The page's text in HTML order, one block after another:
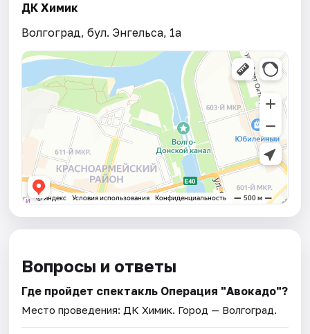
ДК Химик
Волгоград, бул. Энгельса, 1а
Вопросы и ответы
Где пройдет спектакль Операция "Авокадо"?
Место проведения: ДК Химик. Город — Волгоград.